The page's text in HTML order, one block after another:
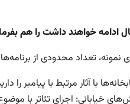
ادامه خواهند داشت را هم
نمونه، تعداد محدودی از
با آثار مرتبط با پیامبر را
خیابانی: اجرای تئاتر با